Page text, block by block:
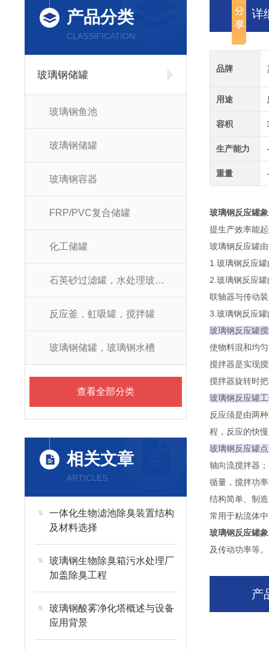
产品分类
CLASSIFICATION
玻璃钢储罐
玻璃钢鱼池
玻璃钢储罐
玻璃钢容器
FRP/PVC复合储罐
化工储罐
石英砂过滤罐，水处理玻璃钢罐
反应釜，虹吸罐，搅拌罐
玻璃钢储罐，玻璃钢水槽
查看全部分类
相关文章
ARTICLES
一体化生物滤池除臭装置结构
及材料选择
玻璃钢生物除臭箱污水处理厂
加盖除臭工程
玻璃钢酸雾净化塔概述与设备
应用背景
详
品牌
用途
容积
生产能力
重量
玻璃钢反应罐
提生产效率能
玻璃钢反应罐
1.玻璃钢反应
2.玻璃钢反应
联轴器与传动
3.玻璃钢反应
玻璃钢反应罐
使物料混和均
搅拌器是实现
搅拌器旋转时
玻璃钢反应罐
反应须是由两
程，反应的快
玻璃钢反应罐
轴向流搅拌器；
循量，搅拌功
结构简单、制
常用于粘流体
玻璃钢反应罐
及传动功率等。
产